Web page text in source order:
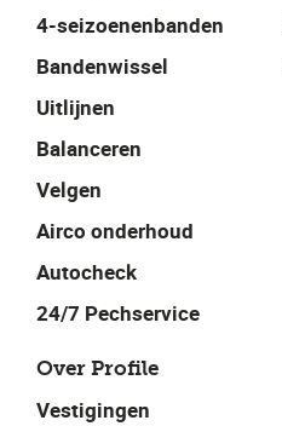
4-seizoenenbanden
Bandenwissel
Uitlijnen
Balanceren
Velgen
Airco onderhoud
Autocheck
24/7 Pechservice
Over Profile
Vestigingen